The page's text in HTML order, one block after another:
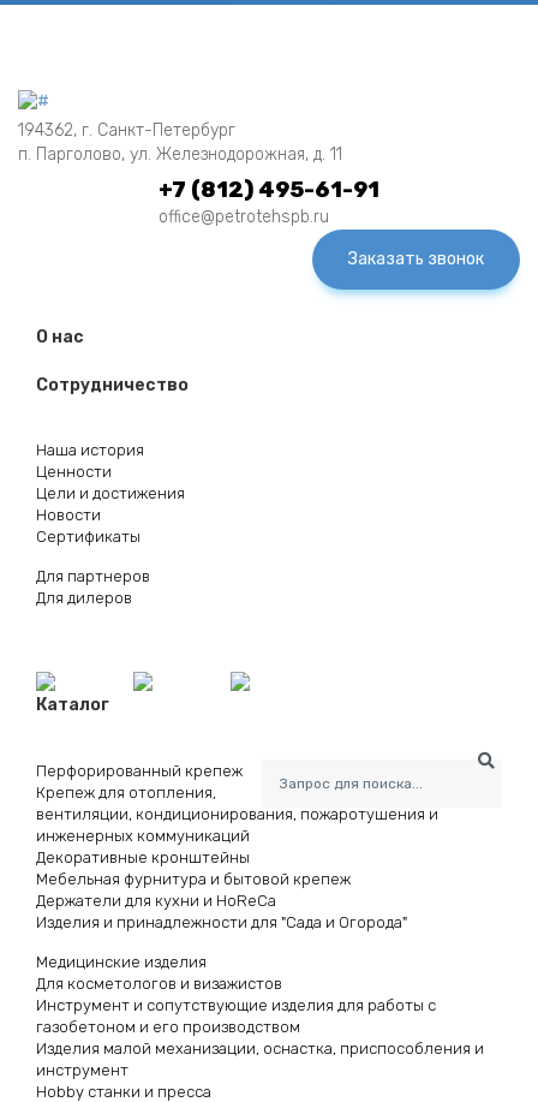
194362, г. Санкт-Петербург
п. Парголово, ул. Железнодорожная, д. 11
+7 (812) 495-61-91
office@petrotehspb.ru
Заказать звонок
О нас
Сотрудничество
Наша история
Ценности
Цели и достижения
Новости
Сертификаты
Для партнеров
Для дилеров
Каталог
Перфорированный крепеж
Крепеж для отопления,
вентиляции, кондиционирования, пожаротушения и
инженерных коммуникаций
Декоративные кронштейны
Мебельная фурнитура и бытовой крепеж
Держатели для кухни и HoReCa
Изделия и принадлежности для "Сада и Огорода"
Медицинские изделия
Для косметологов и визажистов
Инструмент и сопутствующие изделия для работы с
газобетоном и его производством
Изделия малой механизации, оснастка, приспособления и
инструмент
Hobby станки и пресса